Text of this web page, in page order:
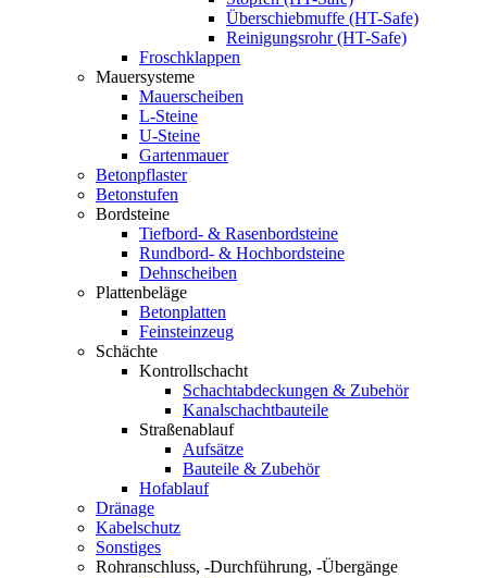
Überschiebmuffe (HT-Safe)
Reinigungsrohr (HT-Safe)
Froschklappen
Mauersysteme
Mauerscheiben
L-Steine
U-Steine
Gartenmauer
Betonpflaster
Betonstufen
Bordsteine
Tiefbord- & Rasenbordsteine
Rundbord- & Hochbordsteine
Dehnscheiben
Plattenbeläge
Betonplatten
Feinsteinzeug
Schächte
Kontrollschacht
Schachtabdeckungen & Zubehör
Kanalschachtbauteile
Straßenablauf
Aufsätze
Bauteile & Zubehör
Hofablauf
Dränage
Kabelschutz
Sonstiges
Rohranschluss, -Durchführung, -Übergänge